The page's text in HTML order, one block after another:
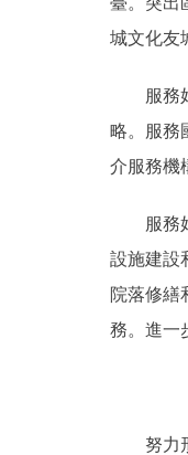
城文化友
服務好
略。服務
介服務機
服務好
設施建設
院落修繕
務。進一
努力形